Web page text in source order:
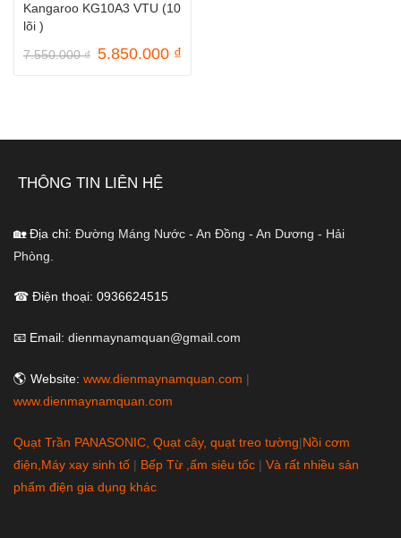
Kangaroo KG10A3 VTU (10
lõi )
7.550.000₫ Giá
5.850.000 ₫Giá
THÔNG TIN LIÊN HỆ
🏡 Địa chỉ: Đường Máng Nước - An Đồng - An Dương - Hải
Phòng.
☎ Điện thoại: 0936624515
📧 Email: dienmaynamquan@gmail.com
🌎 Website: www.dienmaynamquan.com |
www.dienmaynamquan.com
Quạt Trần PANASONIC, Quạt cây, quạt treo tường|Nồi cơm
điện,Máy xay sinh tố | Bếp Từ ,ấm siêu tốc | Và rất nhiều sản
phẩm điện gia dụng khác